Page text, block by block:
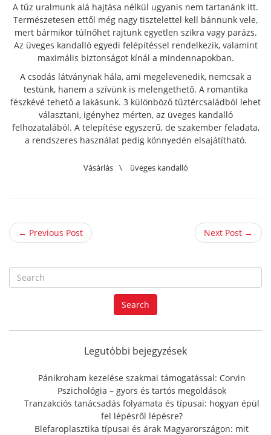
A tűz uralmunk alá hajtása nélkül ugyanis nem tartanánk itt.
Természetesen ettől még nagy tisztelettel kell bánnunk vele,
mert bármikor túlnőhet rajtunk egyetlen szikra vagy parázs.
Az üveges kandalló egyedi felépítéssel rendelkezik, valamint
maximális biztonságot kínál a mindennapokban.
A csodás látványnak hála, ami megelevenedik, nemcsak a
testünk, hanem a szívünk is melengethető. A romantika
fészkévé tehető a lakásunk. 3 különböző tűztércsaládból lehet
választani, igényhez mérten, az üveges kandalló
felhozatalából. A telepítése egyszerű, de szakember feladata,
a rendszeres használat pedig könnyedén elsajátítható.
Vásárlás \ üveges kandalló
← Previous Post Next Post →
e
a
r
f
r
:
Search
Legutóbbi bejegyzések
Pánikroham kezelése szakmai támogatással: Corvin
Pszichológia – gyors és tartós megoldások
Tranzakciós tanácsadás folyamata és típusai: hogyan épül
fel lépésről lépésre?
Blefaroplasztika típusai és árak Magyarországon: mit